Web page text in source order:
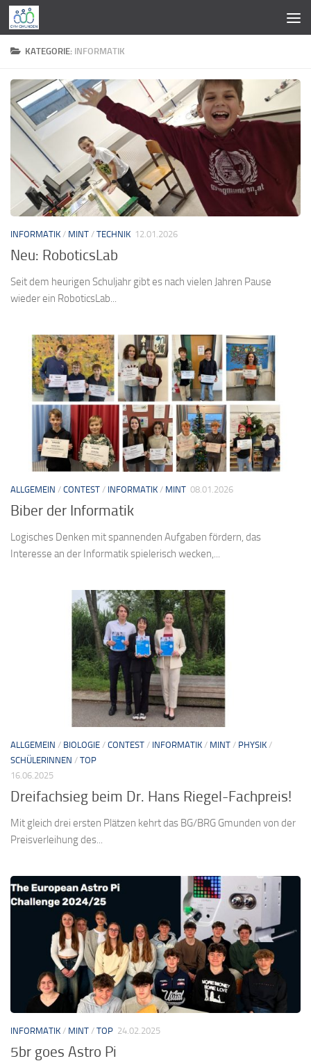
Zum Inhalt springen
KATEGORIE: INFORMATIK
INFORMATIK / MINT / TECHNIK 12.01.2026
Neu: RoboticsLab
Seit dem heurigen Schuljahr gibt es nach vielen Jahren Pause
wieder ein RoboticsLab...
ALLGEMEIN / CONTEST / INFORMATIK / MINT 08.01.2026
Biber der Informatik
Logisches Denken mit spannenden Aufgaben fördern, das
Interesse an der Informatik spielerisch wecken,...
ALLGEMEIN / BIOLOGIE / CONTEST / INFORMATIK / MINT / PHYSIK /
SCHÜLERINNEN / TOP
16.06.2025
Dreifachsieg beim Dr. Hans Riegel-Fachpreis!
Mit gleich drei ersten Plätzen kehrt das BG/BRG Gmunden von der
Preisverleihung des...
INFORMATIK / MINT / TOP 24.02.2025
5br goes Astro Pi